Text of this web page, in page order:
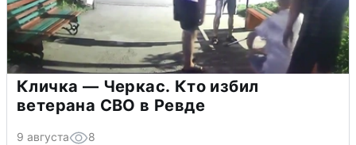
Кличка — Черкас. Кто избил
ветерана СВО в Ревде
9 августа 8